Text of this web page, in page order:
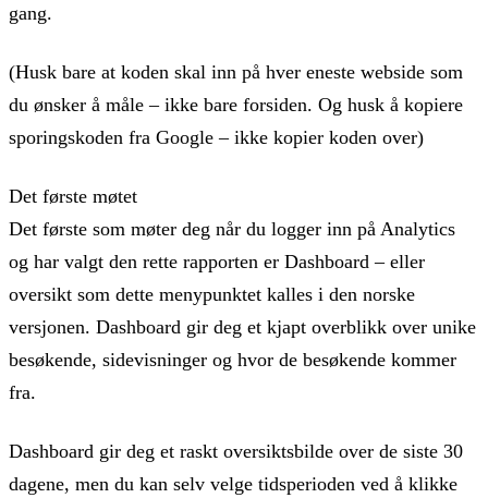
gang.
(Husk bare at koden skal inn på hver eneste webside som
du ønsker å måle – ikke bare forsiden. Og husk å kopiere
sporingskoden fra Google – ikke kopier koden over)
Det første møtet
Det første som møter deg når du logger inn på Analytics
og har valgt den rette rapporten er Dashboard – eller
oversikt som dette menypunktet kalles i den norske
versjonen. Dashboard gir deg et kjapt overblikk over unike
besøkende, sidevisninger og hvor de besøkende kommer
fra.
Dashboard gir deg et raskt oversiktsbilde over de siste 30
dagene, men du kan selv velge tidsperioden ved å klikke